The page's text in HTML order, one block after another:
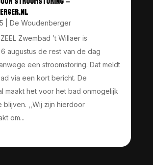
De Woudenberger
Zwembad ’t Willaer is
augustus de rest van de dag
een stroomstoring. Dat meldt
via een kort bericht. De
maakt het voor het bad onmogelijk
blijven. ,,Wij zijn hierdoor
om...